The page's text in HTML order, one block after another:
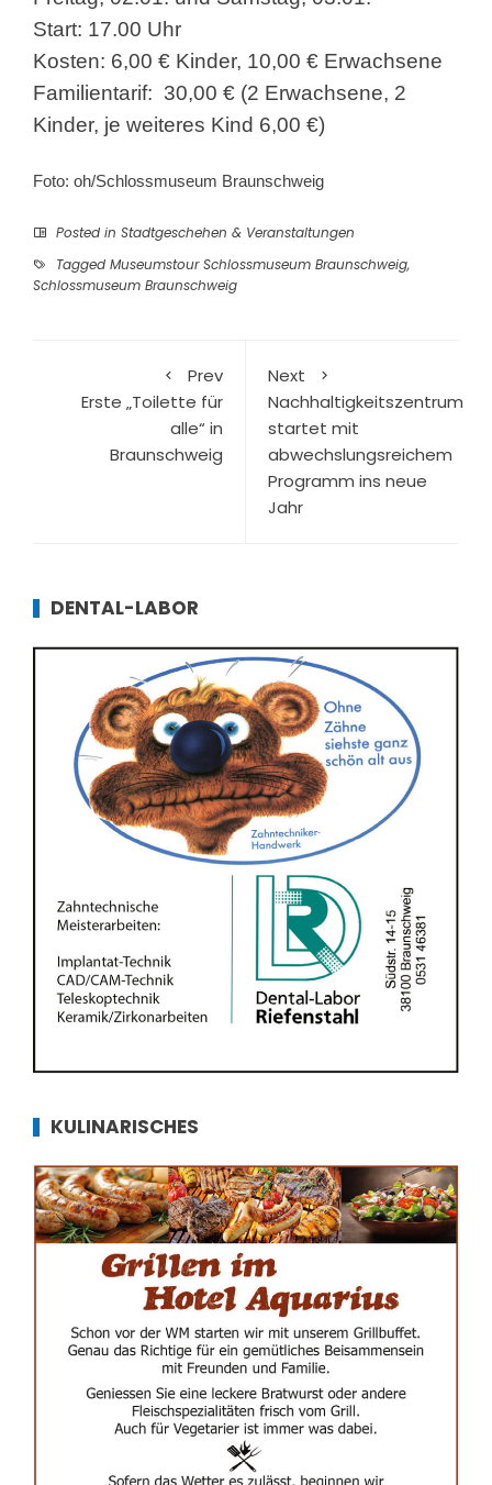
Start: 17.00 Uhr
Kosten: 6,00 € Kinder, 10,00 € Erwachsene
Familientarif: 30,00 € (2 Erwachsene, 2
Kinder, je weiteres Kind 6,00 €)
Foto: oh/Schlossmuseum Braunschweig
Posted in Stadtgeschehen & Veranstaltungen
Tagged Museumstour Schlossmuseum Braunschweig,
Schlossmuseum Braunschweig
Prev
Erste „Toilette für
alle“ in
Braunschweig
Next
Nachhaltigkeitszentrum
startet mit
abwechslungsreichem
Programm ins neue
Jahr
DENTAL-LABOR
KULINARISCHES